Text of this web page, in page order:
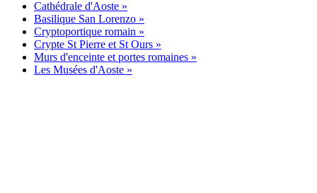
Cathédrale d'Aoste »
Basilique San Lorenzo »
Cryptoportique romain »
Crypte St Pierre et St Ours »
Murs d'enceinte et portes romaines »
Les Musées d'Aoste »